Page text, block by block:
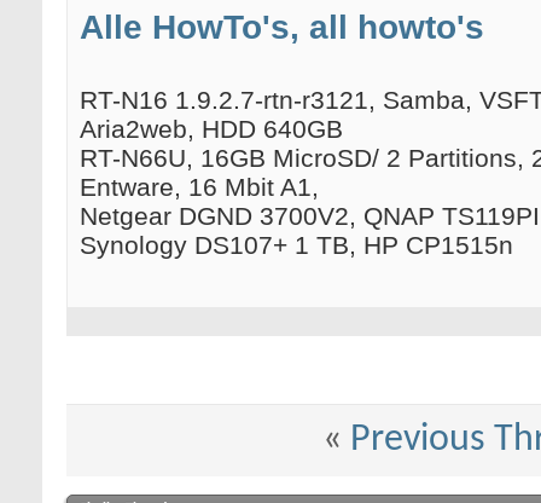
Alle HowTo's, all howto's
RT-N16 1.9.2.7-rtn-r3121, Samba,
Aria2web, HDD 640GB
RT-N66U, 16GB MicroSD/ 2
Entware, 16 Mbit A1,
Netgear DGND 3700V2, QNAP
Synology DS107+ 1 TB, HP CP1515n
« Previous